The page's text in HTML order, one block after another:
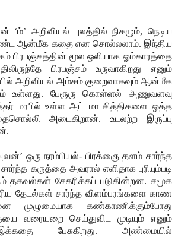
‘ம்’ அறிவியல் புலத்தில் நிகழும், நெடிய
ஆன்மீக கதை என சொல்லலாம். இந்திய
பிரபஞ்சத்தின் மூல ஒலியாக ஓம்காரத்தை
பிரபஞ்சம் உருவாகிறது எனும்
அறிவியல் அம்சம் குறைவாகவும் ஆன்மீக
உள்ளது. பேரூரு கொள்ளல் அணுவளவு
மரபில் உள்ள அட்டமா சித்திகளை ஒத்த
அடைகிறான். உடலற்ற இருப்பு
ஒரு நரம்பியல்- பிரக்ஞை தளம் சார்ந்த
கருத்தை அவரால் எளிதாக புரியும்படி
நம் தகவல்கள் சேகரிக்கப் படுகின்றன. சமூக
தேடல்கள் சார்ந்த விளம்பரங்களை காண
முழுமையாக கண்காணிக்கும்போது
வரையறை செய்துவிட முடியும் எனும்
பேசுகிறது. அண்மையில்